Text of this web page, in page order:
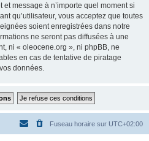
message à n’importe quel moment si
qu’utilisateur, vous acceptez que toutes
soient enregistrées dans notre
ne seront pas diffusées à une
ni « oleocene.org », ni phpBB, ne
en cas de tentative de piratage
données.
Fuseau horaire sur UTC+02:00